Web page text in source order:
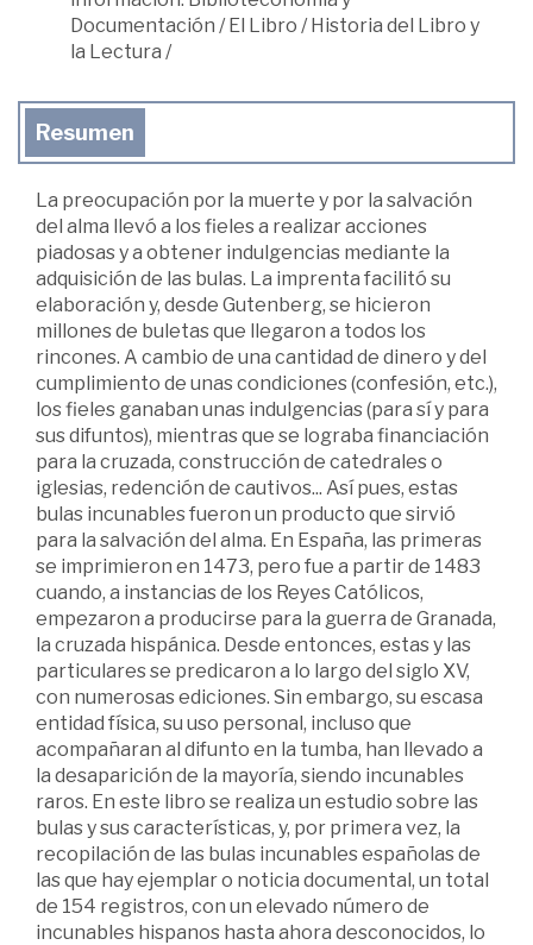
Documentación /El Libro /Historia del Libro y
la Lectura /
Resumen
La preocupación por la muerte y por la salvación
del alma llevó a los fieles a realizar acciones
piadosas y a obtener indulgencias mediante la
adquisición de las bulas. La imprenta facilitó su
elaboración y, desde Gutenberg, se hicieron
millones de buletas que llegaron a todos los
rincones. A cambio de una cantidad de dinero y del
cumplimiento de unas condiciones (confesión, etc.),
los fieles ganaban unas indulgencias (para sí y para
sus difuntos), mientras que se lograba financiación
para la cruzada, construcción de catedrales o
iglesias, redención de cautivos... Así pues, estas
bulas incunables fueron un producto que sirvió
para la salvación del alma. En España, las primeras
se imprimieron en 1473, pero fue a partir de 1483
cuando, a instancias de los Reyes Católicos,
empezaron a producirse para la guerra de Granada,
la cruzada hispánica. Desde entonces, estas y las
particulares se predicaron a lo largo del siglo XV,
con numerosas ediciones. Sin embargo, su escasa
entidad física, su uso personal, incluso que
acompañaran al difunto en la tumba, han llevado a
la desaparición de la mayoría, siendo incunables
raros. En este libro se realiza un estudio sobre las
bulas y sus características, y, por primera vez, la
recopilación de las bulas incunables españolas de
las que hay ejemplar o noticia documental, un total
de 154 registros, con un elevado número de
incunables hispanos hasta ahora desconocidos, lo